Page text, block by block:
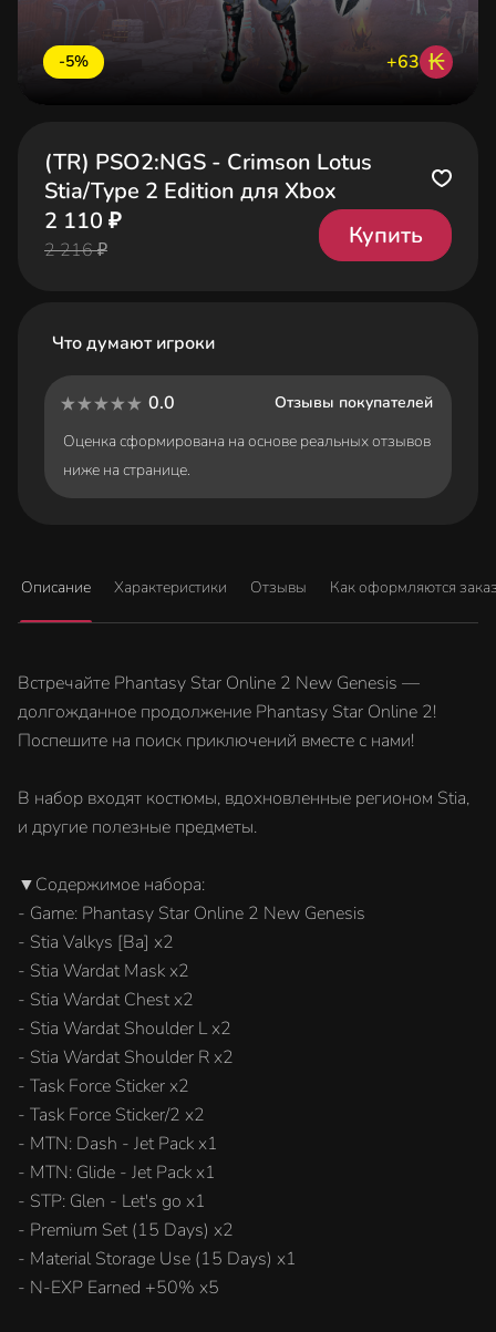
-5% +63 ₭
(TR) PSO2:NGS - Crimson Lotus
Stia/Type 2 Edition для Xbox
2 110 ₽
2 216 ₽
Купить
Что думают игроки
0.0
Отзывы покупателей
Оценка сформирована на основе реальных отзывов
ниже на странице.
Описание Характеристики Отзывы Как оформляются
Встречайте Phantasy Star Online 2 New Genesis —
долгожданное продолжение Phantasy Star Online 2!
Поспешите на поиск приключений вместе с нами!
В набор входят костюмы, вдохновленные регионом Stia,
и другие полезные предметы.
▼Содержимое набора:
- Game: Phantasy Star Online 2 New Genesis
- Stia Valkys [Ba] x2
- Stia Wardat Mask x2
- Stia Wardat Chest x2
- Stia Wardat Shoulder L x2
- Stia Wardat Shoulder R x2
- Task Force Sticker x2
- Task Force Sticker/2 x2
- MTN: Dash - Jet Pack x1
- MTN: Glide - Jet Pack x1
- STP: Glen - Let's go x1
- Premium Set (15 Days) x2
- Material Storage Use (15 Days) x1
- N-EXP Earned +50% x5